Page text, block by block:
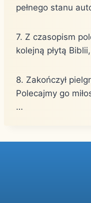
pełnego stanu
7. Z czasopism
kolejną płytą
8. Zakończył
Polecajmy go
…